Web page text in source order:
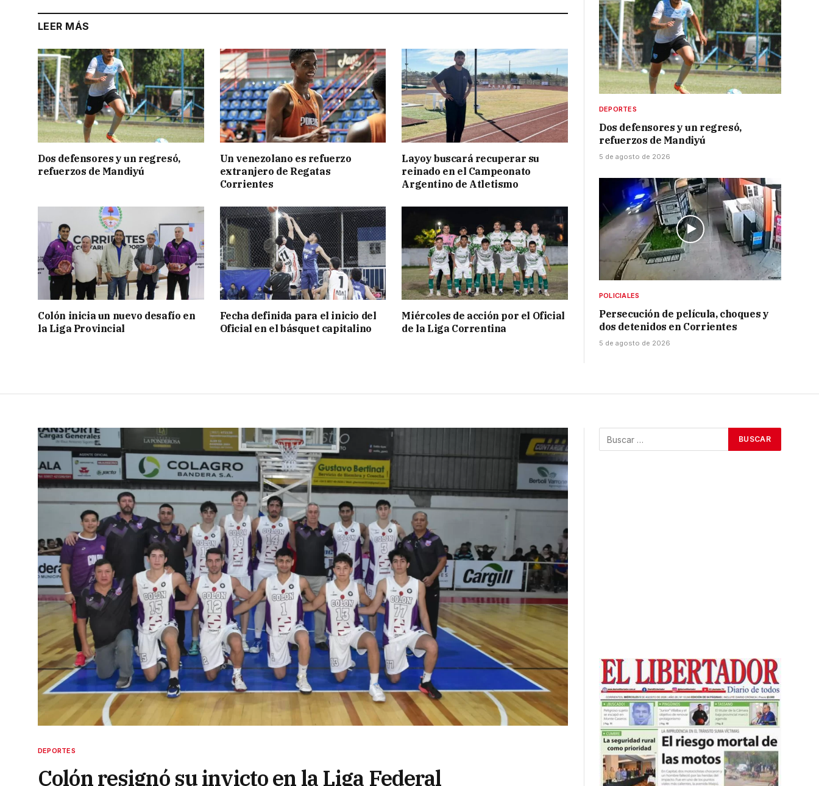
LEER MÁS
Dos defensores y un regresó,
refuerzos de Mandiyú
Un venezolano es refuerzo
extranjero de Regatas
Corrientes
Layoy buscará recuperar su
reinado en el Campeonato
Argentino de Atletismo
Colón inicia un nuevo desafío en
la Liga Provincial
Fecha definida para el inicio del
Oficial en el básquet capitalino
Miércoles de acción por el Oficial
de la Liga Correntina
DEPORTES
Dos defensores y un regresó,
refuerzos de Mandiyú
5 de agosto de 2026
POLICIALES
Persecución de película, choques y
dos detenidos en Corrientes
5 de agosto de 2026
DEPORTES
Colón resignó su invicto en la Liga Federal